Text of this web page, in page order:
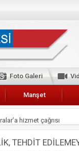
Foto Galeri
Manşet
hizmet çağrısı
Odası Başkanı Şefik
TEHDİT